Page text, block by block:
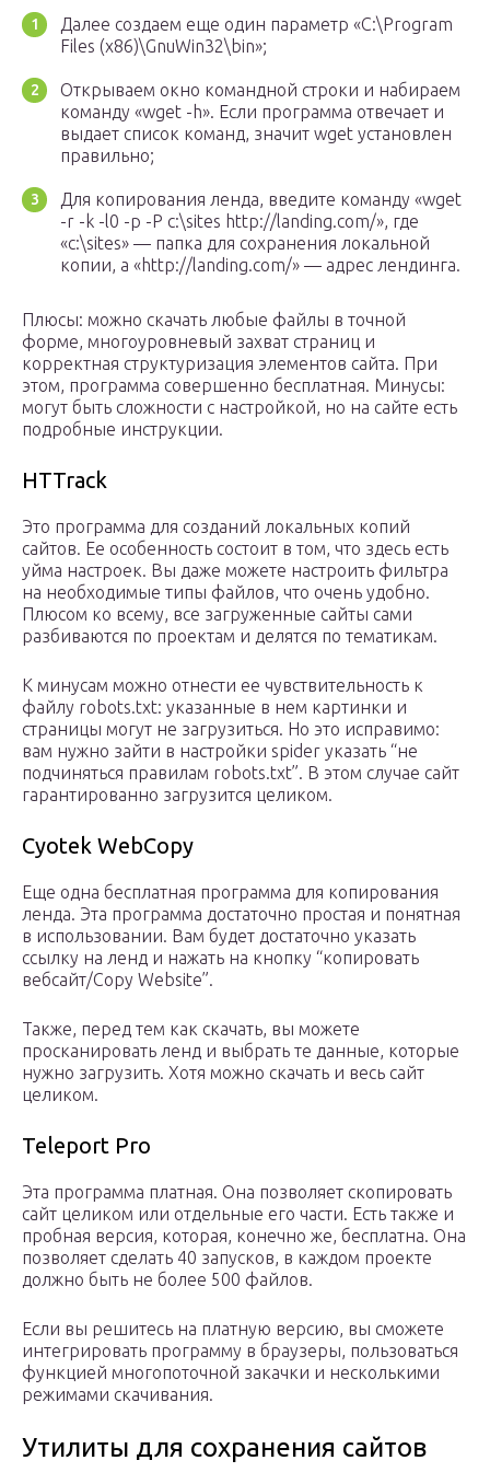
Далее создаем еще один параметр «C:\Program
Files (x86)\GnuWin32\bin»;
Открываем окно командной строки и набираем
команду «wget -h». Если программа отвечает и
выдает список команд, значит wget установлен
правильно;
Для копирования ленда, введите команду «wget
-r -k -l0 -p -P c:\sites http://landing.com/», где
«c:\sites» — папка для сохранения локальной
копии, а «http://landing.com/» — адрес лендинга.
Плюсы: можно скачать любые файлы в точной
форме, многоуровневый захват страниц и
корректная структуризация элементов сайта. При
этом, программа совершенно бесплатная. Минусы:
могут быть сложности с настройкой, но на сайте есть
подробные инструкции.
HTTrack
Это программа для созданий локальных копий
сайтов. Ее особенность состоит в том, что здесь есть
уйма настроек. Вы даже можете настроить фильтра
на необходимые типы файлов, что очень удобно.
Плюсом ко всему, все загруженные сайты сами
разбиваются по проектам и делятся по тематикам.
К минусам можно отнести ее чувствительность к
файлу robots.txt: указанные в нем картинки и
страницы могут не загрузиться. Но это исправимо:
вам нужно зайти в настройки spider указать “не
подчиняться правилам robots.txt”. В этом случае сайт
гарантированно загрузится целиком.
Cyotek WebCopy
Еще одна бесплатная программа для копирования
ленда. Эта программа достаточно простая и понятная
в использовании. Вам будет достаточно указать
ссылку на ленд и нажать на кнопку “копировать
вебсайт/Copy Website”.
Также, перед тем как скачать, вы можете
просканировать ленд и выбрать те данные, которые
нужно загрузить. Хотя можно скачать и весь сайт
целиком.
Teleport Pro
Эта программа платная. Она позволяет скопировать
сайт целиком или отдельные его части. Есть также и
пробная версия, которая, конечно же, бесплатна. Она
позволяет сделать 40 запусков, в каждом проекте
должно быть не более 500 файлов.
Если вы решитесь на платную версию, вы сможете
интегрировать программу в браузеры, пользоваться
функцией многопоточной закачки и несколькими
режимами скачивания.
Утилиты для сохранения сайтов